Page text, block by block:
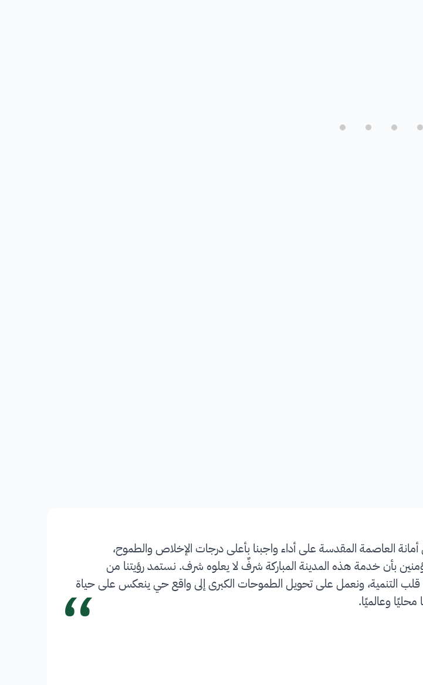
العاصمة المقدسة على أداء واجبنا بأعلى درجات الإخلاص والطموح،
بأن خدمة هذه المدينة المباركة شرفٌ لا يعلوه شرف. نستمد رؤيتنا من
الإنسان والمكان في قلب التنمية، ونعمل على تحويل الطموحات الكبرى إلى واقع حي ينعكس على حياة
وعالميًا.
“